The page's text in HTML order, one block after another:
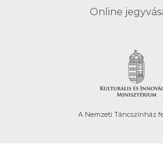
Online
A Nemzeti Táncszínház